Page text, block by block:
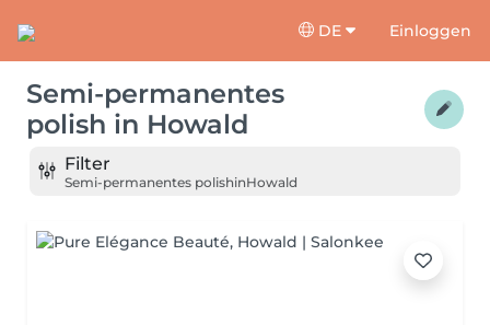
DE Einloggen
Semi-permanentes
polish in Howald
Filter
Semi-permanentes polishinHowald